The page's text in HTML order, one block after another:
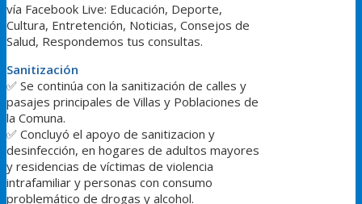
vía Facebook Live: Educación, Deporte,
Cultura, Entretención, Noticias, Consejos de
Salud, Respondemos tus consultas.
Sanitización
✅ Se continúa con la sanitización de calles y
pasajes principales de Villas y Poblaciones de
la Comuna.
✅ Concluyó el apoyo de sanitizacion y
desinfección, en hogares de adultos mayores
y residencias de víctimas de violencia
intrafamiliar y personas con consumo
problemático de drogas y alcohol.